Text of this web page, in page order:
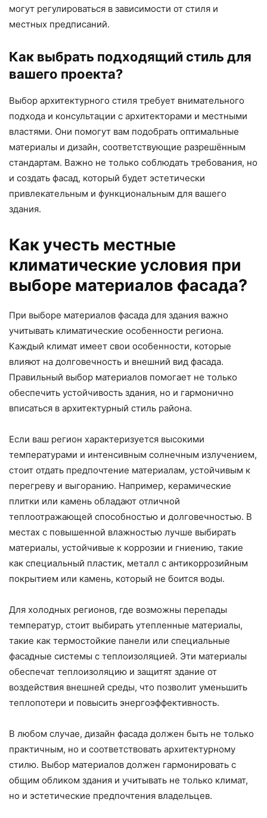
могут регулироваться в зависимости от стиля и
местных предписаний.
Как выбрать подходящий стиль для
вашего проекта?
Выбор архитектурного стиля требует внимательного
подхода и консультации с архитекторами и местными
властями. Они помогут вам подобрать оптимальные
материалы и дизайн, соответствующие разрешённым
стандартам. Важно не только соблюдать требования, но
и создать фасад, который будет эстетически
привлекательным и функциональным для вашего
здания.
Как учесть местные
климатические условия при
выборе материалов фасада?
При выборе материалов фасада для здания важно
учитывать климатические особенности региона.
Каждый климат имеет свои особенности, которые
влияют на долговечность и внешний вид фасада.
Правильный выбор материалов помогает не только
обеспечить устойчивость здания, но и гармонично
вписаться в архитектурный стиль района.
Если ваш регион характеризуется высокими
температурами и интенсивным солнечным излучением,
стоит отдать предпочтение материалам, устойчивым к
перегреву и выгоранию. Например, керамические
плитки или камень обладают отличной
теплоотражающей способностью и долговечностью. В
местах с повышенной влажностью лучше выбирать
материалы, устойчивые к коррозии и гниению, такие
как специальный пластик, металл с антикоррозийным
покрытием или камень, который не боится воды.
Для холодных регионов, где возможны перепады
температур, стоит выбирать утепленные материалы,
такие как термостойкие панели или специальные
фасадные системы с теплоизоляцией. Эти материалы
обеспечат теплоизоляцию и защитят здание от
воздействия внешней среды, что позволит уменьшить
теплопотери и повысить энергоэффективность.
В любом случае, дизайн фасада должен быть не только
практичным, но и соответствовать архитектурному
стилю. Выбор материалов должен гармонировать с
общим обликом здания и учитывать не только климат,
но и эстетические предпочтения владельцев.